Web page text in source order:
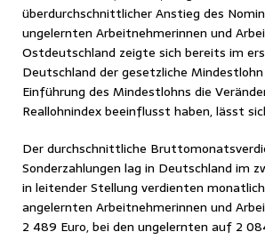
überdurchschnittlicher Anstieg des
ungelernten Arbeitnehmerinnen und
Ostdeutschland zeigte sich bereits im
Deutschland der gesetzliche
Einführung des Mindestlohns die
Reallohnindex beeinflusst haben, lässt
Der durchschnittliche
Sonderzahlungen lag in Deutschland im
in leitender Stellung verdienten
angelernten Arbeitnehmerinnen und
2 489 Euro, bei den ungelernten auf 2